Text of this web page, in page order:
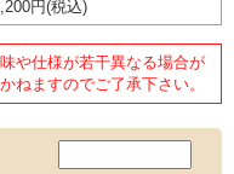
円(税込)
や仕様が若干異なる場合が
ねますのでご了承下さい。